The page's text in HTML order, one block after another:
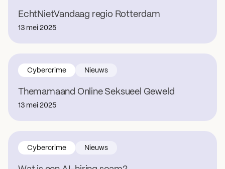
EchtNietVandaag regio Rotterdam
13 mei 2025
Themamaand Online Seksueel Geweld
Cybercrime Nieuws
13 mei 2025
Cybercrime Nieuws